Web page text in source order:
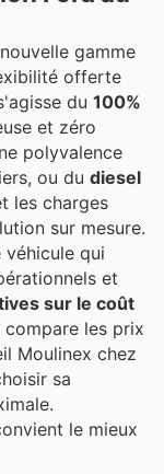
gamme
offerte
du 100%
et zéro
polyvalence
ou du diesel
les charges
sur mesure.
qui
et
sur le coût
les prix
Moulinex chez
sa
le mieux